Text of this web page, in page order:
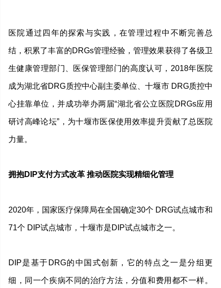
医院通过四年的探索与实践，在管理过程中不断完善总
结，积累了丰富的DRGs管理经验，管理效果获得了各级卫
生健康管理部门、 医保管理部门的高度认可，2018年医院
成为湖北省DRG质控中心副主委单位、十堰市 DRG质控中
心挂靠单位，并成功举办两届“湖北省公立医院DRGs应用
研讨高峰论坛”，为十堰市医保使用效率提升贡献了总医院
力量。
拥抱DIP支付方式改革 推动医院实现精细化管理
2020年，国家医疗保障局在全国确定30个 DRG试点城市和
71个 DIP试点城市，十堰市是DIP试点城市之一。
DIP是基于DRG的中国式创新，它的特点之一是分组更
细，同一个疾病不同的治疗方法，分值和费用都不一样。